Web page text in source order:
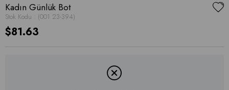
Kadın Günlük Bot
Stok Kodu (001 23-394)
$81.63